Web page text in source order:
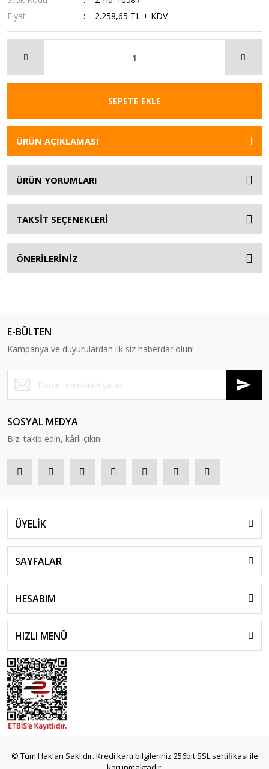
Fiyat
2.258,65 TL + KDV
SEPETE EKLE
ÜRÜN AÇIKLAMASI
ÜRÜN YORUMLARI
TAKSİT SEÇENEKLERİ
ÖNERİLERİNİZ
E-BÜLTEN
Kampanya ve duyurulardan ilk siz haberdar olun!
SOSYAL MEDYA
Bizi takip edin, kârlı çıkın!
ÜYELİK
SAYFALAR
HESABIM
HIZLI MENÜ
© Tüm Hakları Saklıdır. Kredi kartı bilgileriniz 256bit SSL sertifikası ile